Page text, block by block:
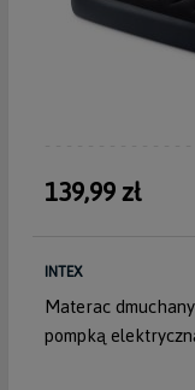
139,99 zł
INTEX
Materac
pompką